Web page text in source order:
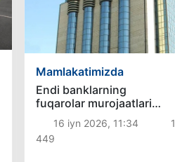
Mamlakatimizda
Endi banklarning
fuqarolar murojaatlari
bilan ishlash
samaradorligi baholanadi
16 iyn 2026, 11:34
1
449